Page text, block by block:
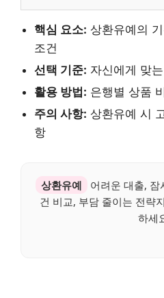
핵심 요소: 상환유예의
조건
선택 기준: 자신에게 맞
활용 방법: 은행별 상품
주의 사항: 상환유예 시
항
상환유예
어려운 대출, 잠
건 비교, 부담 줄이는 전략
하세